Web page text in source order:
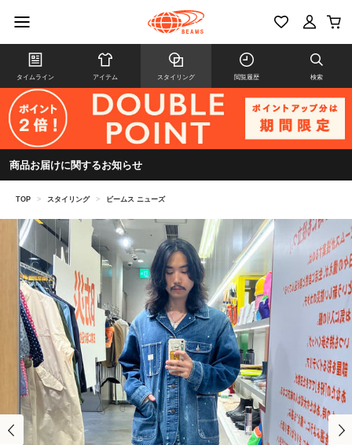
タイムライン アイテム スタイリング 閲覧履歴 検索
商品お届けに関するお知らせ
TOP > スタイリング > ビームス ニューズ